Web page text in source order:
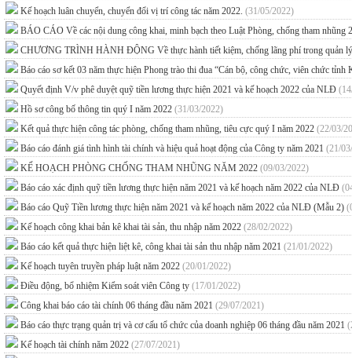
Kế hoạch luân chuyển, chuyển đổi vị trí công tác năm 2022. (31/05/2022)
BÁO CÁO Về các nội dung công khai, minh bạch theo Luật Phòng, chống tham
CHƯƠNG TRÌNH HÀNH ĐỘNG Về thực hành tiết kiệm, chống lãng phí trong quản
Báo cáo sơ kết 03 năm thực hiện Phong trào thi đua “Cán bộ, công chức, viên chức
Quyết định V/v phê duyệt quỹ tiền lương thực hiện 2021 và kế hoạch 2022 của NLĐ
Hồ sơ công bố thông tin quý I năm 2022 (31/03/2022)
Kết quả thực hiện công tác phòng, chống tham nhũng, tiêu cực quý I năm 2022 (22/03/
Báo cáo đánh giá tình hình tài chính và hiệu quả hoạt động của Công ty năm 2021 (21/
KẾ HOẠCH PHÒNG CHỐNG THAM NHŨNG NĂM 2022 (09/03/2022)
Báo cáo xác định quỹ tiền lương thực hiện năm 2021 và kế hoạch năm 2022 của NLĐ
Báo cáo Quỹ Tiền lương thực hiện năm 2021 và kế hoạch năm 2022 của NLĐ (Mẫu 2)
Kế hoạch công khai bản kê khai tài sản, thu nhập năm 2022 (28/02/2022)
Báo cáo kết quả thực hiện liệt kê, công khai tài sản thu nhập năm 2021 (21/01/2022)
Kế hoạch tuyên truyền pháp luật năm 2022 (20/01/2022)
Điều động, bổ nhiệm Kiểm soát viên Công ty (17/01/2022)
Công khai báo cáo tài chính 06 tháng đầu năm 2021 (29/07/2021)
Báo cáo thực trạng quản trị và cơ cấu tổ chức của doanh nghiệp 06 tháng đầu năm 2021
Kế hoạch tài chính năm 2022 (27/07/2021)